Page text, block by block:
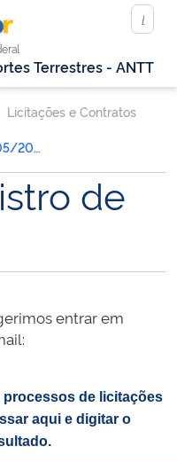
Terrestres - ANTT
Licitações e Contratos
Ata de Registro de Preços nº 005/2019
de
entrar em
processos de licitações
aqui e digitar o